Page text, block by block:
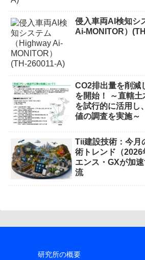
侵入車両AI検知シ
Ai-MONITOR）
CO2排出量を削減
を開始！ ～直轄
を試行的に活用し
値の調査を実施～
Tii建設技術：今月
術トレンド（2026
エンス・GXが加
流
研究所の概要